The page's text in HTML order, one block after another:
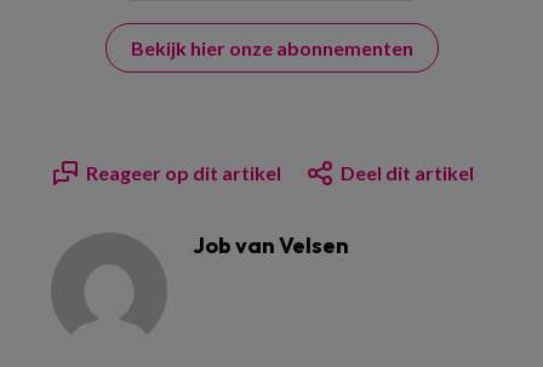
Bekijk hier onze abonnementen
Reageer op dit artikel Deel dit artikel
Job van Velsen